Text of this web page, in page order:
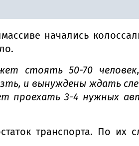
начались
стоять 50-70
и вынуждены ждать
проехать 3-4 нужных
транспорта. По